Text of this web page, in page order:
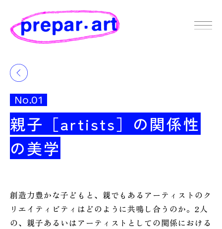
No.01
親子［artists］の関係性
の美学
創造力豊かな子どもと、親でもあるアーティストのク
リエイティビティはどのように共鳴し合うのか。2人
の、親子あるいはアーティストとしての関係における